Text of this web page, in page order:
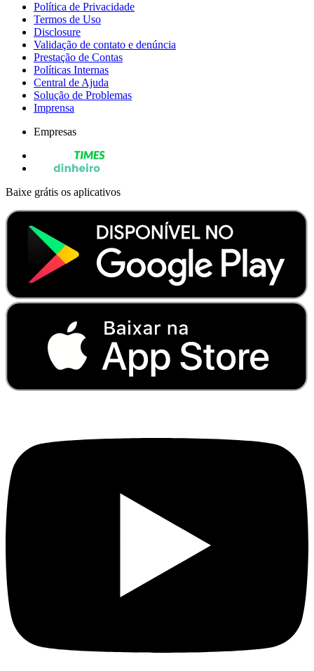
Política de Privacidade
Termos de Uso
Disclosure
Validação de contato e denúncia
Prestação de Contas
Políticas Internas
Central de Ajuda
Solução de Problemas
Imprensa
Empresas
Baixe grátis os aplicativos